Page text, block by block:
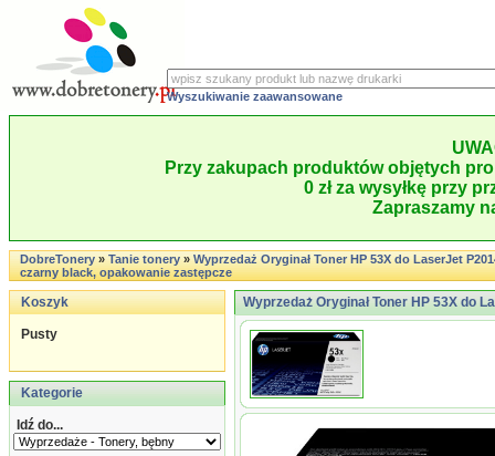
Wyszukiwanie zaawansowane
Przy zakupach produktów objętych
0 zł za wysyłkę przy
Zapraszamy
DobreTonery»Tanie tonery»Wyprzedaż Oryginał Toner HP 53X do LaserJet
czarny black, opakowanie zastępcze
Koszyk
Pusty
Kategorie
Idź do...
Wyprzedaż Oryginał Toner HP 53X do